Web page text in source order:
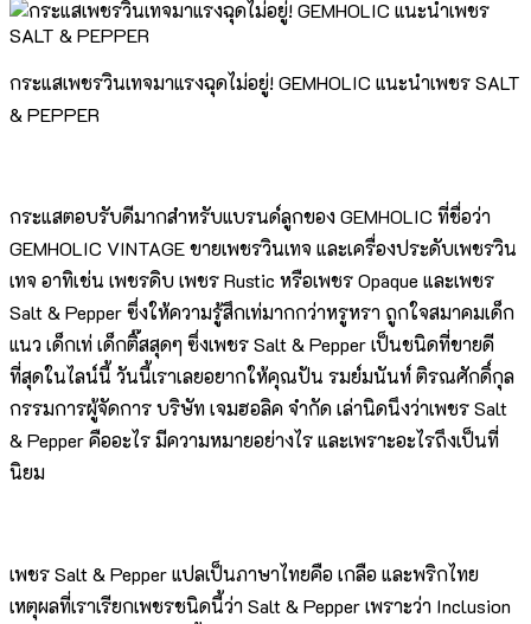
กระแสเพชรวินเทจมาแรงฉุดไม่อยู่! GEMHOLIC แนะนำเพชร SALT
& PEPPER
กระแสตอบรับดีมากสำหรับแบรนด์ลูกของ GEMHOLIC ที่ชื่อว่า
GEMHOLIC VINTAGE ขายเพชรวินเทจ และเครื่องประดับเพชรวิน
เทจ อาทิเช่น เพชรดิบ เพชร Rustic หรือเพชร Opaque และเพชร
Salt & Pepper ซึ่งให้ความรู้สึกเท่มากกว่าหรูหรา ถูกใจสมาคมเด็ก
แนว เด็กเท่ เด็กติ๊สสุดๆ ซึ่งเพชร Salt & Pepper เป็นชนิดที่ขายดี
ที่สุดในไลน์นี้ วันนี้เราเลยอยากให้คุณปัน รมย์มนันท์ ติรณศักดิ์กุล
กรรมการผู้จัดการ บริษัท เจมฮอลิค จำกัด เล่านิดนึงว่าเพชร Salt
& Pepper คืออะไร มีความหมายอย่างไร และเพราะอะไรถึงเป็นที่
นิยม
เพชร Salt & Pepper แปลเป็นภาษาไทยคือ เกลือ และพริกไทย
เหตุผลที่เราเรียกเพชรชนิดนี้ว่า Salt & Pepper เพราะว่า Inclusion